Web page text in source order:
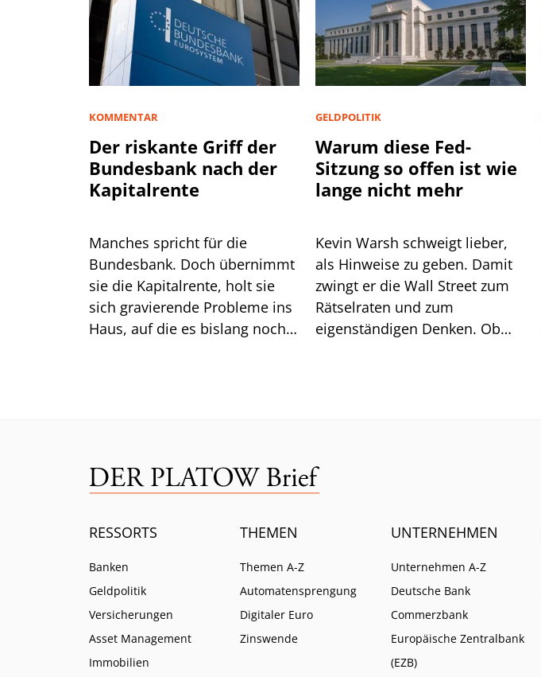
KOMMENTAR
Der riskante Griff der
Bundesbank nach der
Kapitalrente
Manches spricht für die
Bundesbank. Doch übernimmt
sie die Kapitalrente, holt sie
sich gravierende Probleme ins
Haus, auf die es bislang noch
GELDPOLITIK
Warum diese Fed-
Sitzung so offen ist wie
lange nicht mehr
Kevin Warsh schweigt lieber,
als Hinweise zu geben. Damit
zwingt er die Wall Street zum
Rätselraten und zum
eigenständigen Denken. Ob
RESSORTS
Banken
Geldpolitik
Versicherungen
Asset Management
Immobilien
THEMEN
Themen A-Z
Automatensprengung
Digitaler Euro
Zinswende
UNTERNEHMEN
Unternehmen A-Z
Deutsche Bank
Commerzbank
Europäische Zentralbank
(EZB)